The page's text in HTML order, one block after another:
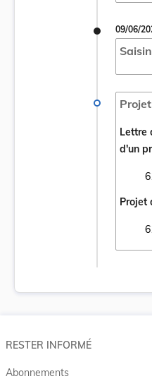
09/06/
Lettre
d'un
Projet
RESTER INFORMÉ
Abonnements